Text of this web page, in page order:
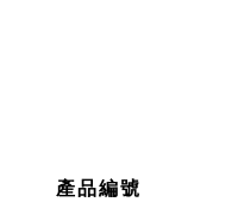
產品編號